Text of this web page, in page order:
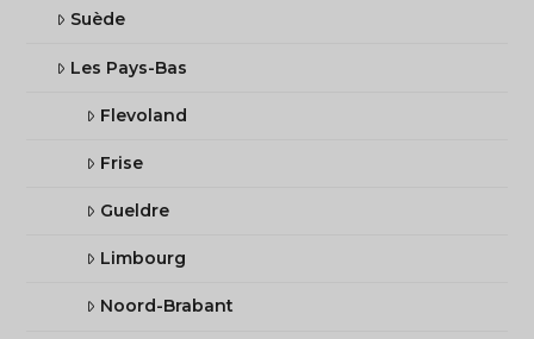
Suède
Les Pays-Bas
Flevoland
Frise
Gueldre
Limbourg
Noord-Brabant